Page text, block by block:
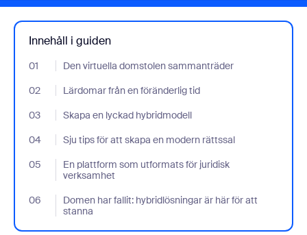
Innehåll i guiden
01 Den virtuella domstolen sammanträder
- Jumplink to Den virtuella domstolen sammanträder
02
Lärdomar från en föränderlig tid
- Jumplink to Lärdomar från en föränderlig tid
03
Skapa en lyckad hybridmodell
- Jumplink to Skapa en lyckad hybridmodell
04
Sju tips för att skapa en modern rättssal
- Jumplink to Sju tips för att skapa en modern rättssal
05
En plattform som utformats för juridisk
verksamhet
- Jumplink to En plattform som utformats för juridisk
06
Domen har fallit: hybridlösningar är här för att
stanna
- Jumplink to Domen har fallit: hybridlösningar är här för att